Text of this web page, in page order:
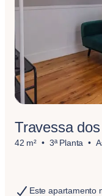
Travessa
42 m² 3ª Planta
Este apartamento